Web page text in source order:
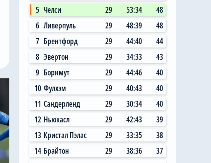
5 Челси 29 53:34
48
6 Ливерпуль 29 48:39
48
7 Брентфорд 29 44:40
44
8 Эвертон 29 34:33
43
9 Борнмут 29 44:46
40
10 Фулхэм 29 40:43
40
11 Сандерленд 29 30:34
40
12 Ньюкасл 29 42:43
39
13 Кристал Пэлас 29 33:35
38
14 Брайтон 29 38:36
37